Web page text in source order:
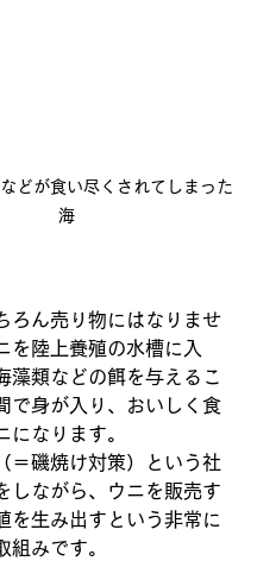
どが食い尽くされてしまった
海
ろん売り物にはなりませ
を陸上養殖の水槽に入
藻類などの餌を与えるこ
で身が入り、おいしく食
になります。
＝磯焼け対策）という社
しながら、ウニを販売す
を生み出すという非常に
組みです。